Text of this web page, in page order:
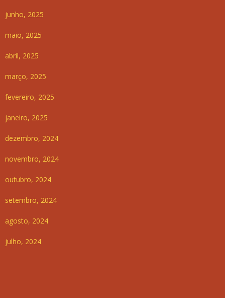
junho, 2025
maio, 2025
abril, 2025
março, 2025
fevereiro, 2025
janeiro, 2025
dezembro, 2024
novembro, 2024
outubro, 2024
setembro, 2024
agosto, 2024
julho, 2024